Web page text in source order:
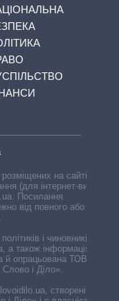
на сайті,
(для інтернет-видань
Посилання
від повного або
і чиновників,
а також інформація про
й опрацьована ТОВ «ІА
і Діло».
створені ГО